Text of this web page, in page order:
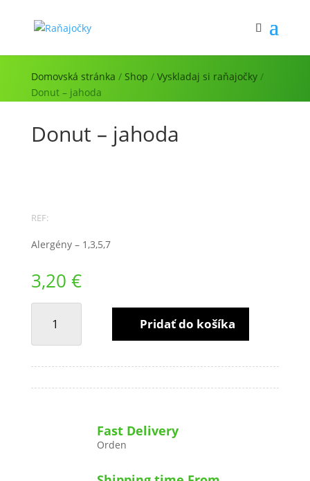
Domovská stránka / Shop / Vyskladaj si raňajočky/
Donut – jahoda
Donut – jahoda
REF:
Alergény – 1,3,5,7
3,20 €
DONUT
-
Pridať do košíka
Fast Delivery
Orden